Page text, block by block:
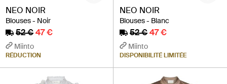
NEO NOIR
Blouses - Noir
52 €47 €
Miinto
RÉDUCTION
NEO NOIR
Blouses - Blanc
52 €47 €
Miinto
DISPONIBILITÉ LIMITÉE